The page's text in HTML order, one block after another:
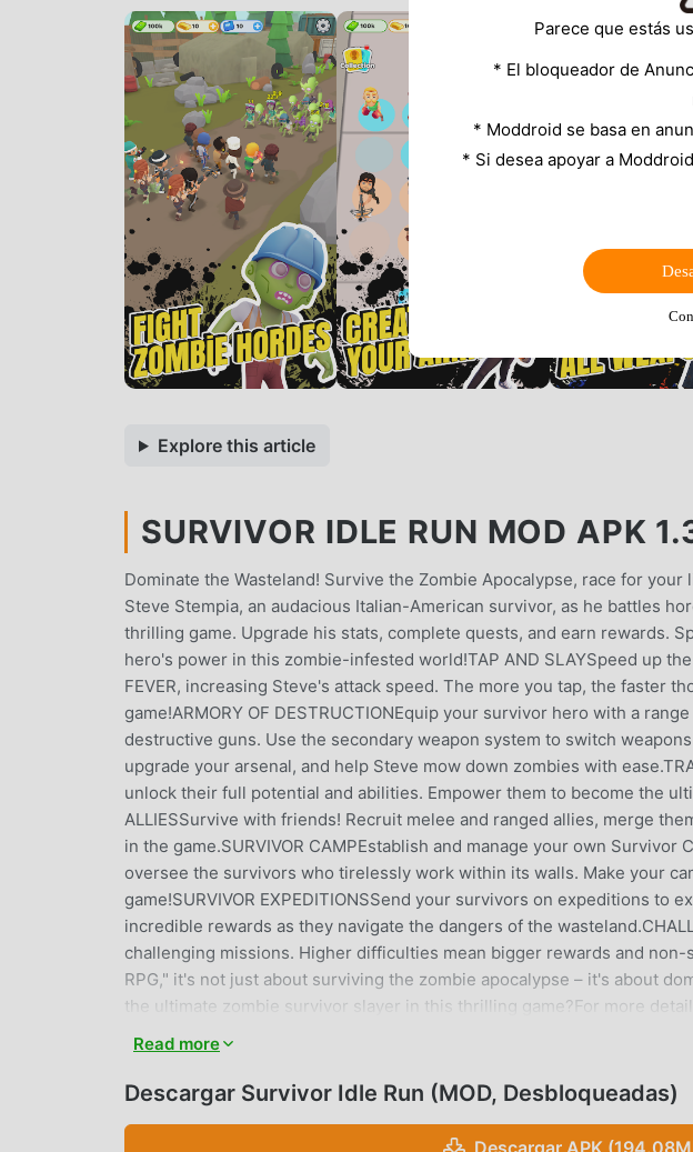
Explore this article
SURVIVOR IDLE RUN MOD APK
Dominate the Wasteland! Survive the Zombie Apocalypse, race for
Steve Stempia, an audacious Italian-American survivor, as he battles
thrilling game. Upgrade his stats, complete quests, and earn rewards.
hero's power in this zombie-infested world!TAP AND SLAYSpeed up
FEVER, increasing Steve's attack speed. The more you tap, the faster
game!ARMORY OF DESTRUCTIONEquip your survivor hero with a
destructive guns. Use the secondary weapon system to switch
upgrade your arsenal, and help Steve mow down zombies with
unlock their full potential and abilities. Empower them to become the
ALLIESSurvive with friends! Recruit melee and ranged allies, merge
in the game.SURVIVOR CAMPEstablish and manage your own Survivor
oversee the survivors who tirelessly work within its walls. Make your
game!SURVIVOR EXPEDITIONSSend your survivors on expeditions to
incredible rewards as they navigate the dangers of the
challenging missions. Higher difficulties mean bigger rewards and
RPG," it's not just about surviving the zombie apocalypse – it's about
the ultimate zombie survivor slayer in this thrilling game?For more
https://www.midnite.games/privacyIf you need assistance, feel free to
SURVIVOR IDLE RUN INTRODUCCIÓN
Survivor Idle Run Como un juego de simulation muy popular
Read more
Descargar Survivor Idle Run (MOD, Desbloqueadas)
Descargar APK
Parece que estás
* El bloqueador de
* Moddroid se basa en
* Si desea apoyar a